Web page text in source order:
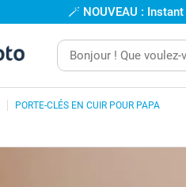
🪄 NOUVEAU :
PORTE-CLÉS EN CUIR POUR PAPA